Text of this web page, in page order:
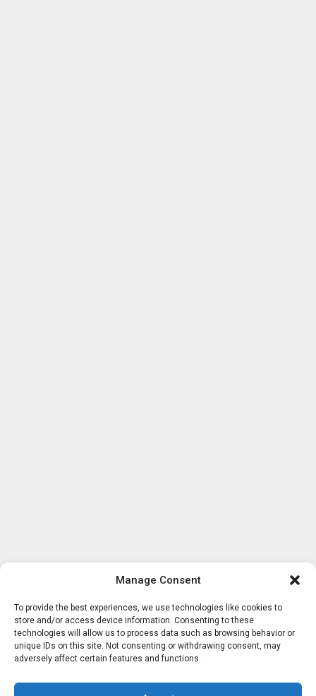
Manage Consent
To provide the best experiences, we use technologies like cookies to
store and/or access device information. Consenting to these
technologies will allow us to process data such as browsing behavior or
unique IDs on this site. Not consenting or withdrawing consent, may
adversely affect certain features and functions.